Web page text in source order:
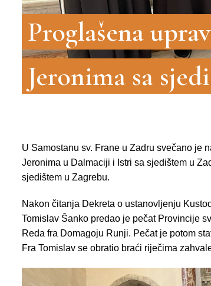
Proglašena
Jeronima sa
U Samostanu sv. Frane u Zadru svečano je
Jeronima u Dalmaciji i Istri sa sjedištem u
sjedištem u Zagrebu.
Nakon čitanja Dekreta o ustanovljenju
Tomislav Šanko predao je pečat Provincije
Reda fra Domagoju Runji. Pečat je potom
Fra Tomislav se obratio braći riječima